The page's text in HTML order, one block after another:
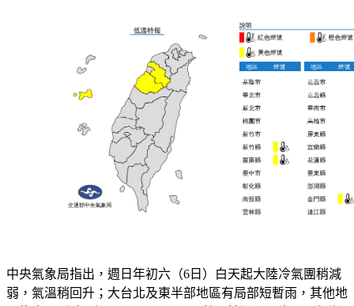
中央氣象局指出，週日年初六（6日）白天起大陸冷氣團稍減
弱，氣溫稍回升；大台北及東半部地區有局部短暫雨，其他地